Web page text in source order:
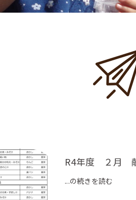
R4年度 ２月
...の続きを読む